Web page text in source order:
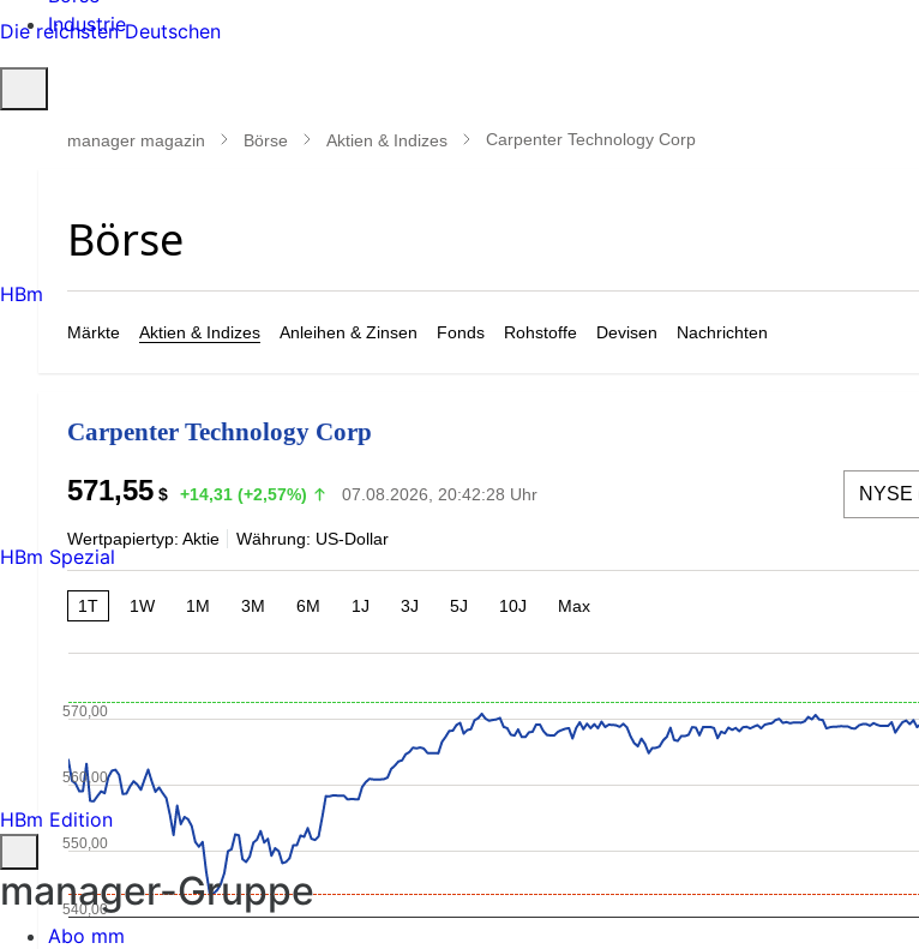
Industrie
öffnen
manager magazin Börse Aktien & Indizes Carpenter Technology Corp
Märkte Aktien & Indizes Anleihen & Zinsen Fonds Rohstoffe Devisen Nachrichten
Carpenter Technology Corp
571,55 $ +14,31 (+2,57%) 07.08.2026, 20:42:28 Uhr
Wertpapiertyp: Aktie Währung: US-Dollar
1T 1W 1M 3M 6M 1J 3J 5J 10J Max
540,00
550,00
560,00
570,00
Die reichsten Deutschen
HBm
HBm Spezial
HBm Edition
manager-Gruppe
Abo mm